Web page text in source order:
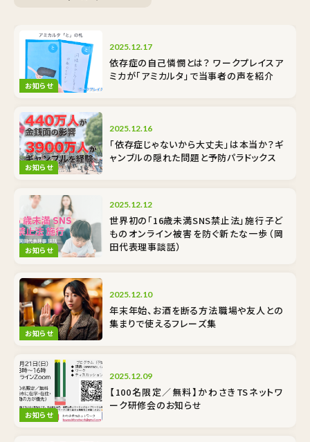
お知らせ
2025.12.17
依存症の自己憐憫とは？ ワークプレイスア
ミカが「アミカルタ」で当事者の声を紹介
お知らせ
2025.12.16
「依存症じゃないから大丈夫」は本当か？ギ
ャンブルの隠れた問題と予防パラドックス
お知らせ
2025.12.12
世界初の「16歳未満SNS禁止法」施行――子ど
ものオンライン被害を防ぐ新たな一歩（岡
田代表理事談話）
お知らせ
2025.12.10
年末年始、お酒を断る方法――職場や友人との
集まりで使えるフレーズ集
お知らせ
2025.12.09
【100名限定／無料】かわさきTSネットワ
ーク研修会のお知らせ